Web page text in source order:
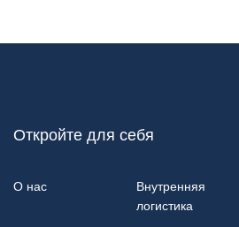
Откройте для себя
О нас
Внутренняя
логистика